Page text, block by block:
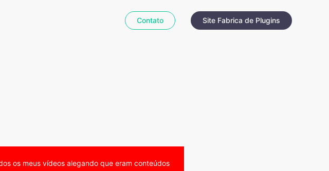
Contato Site Fabrica de Plugins
os meus vídeos alegando que eram conteúdos